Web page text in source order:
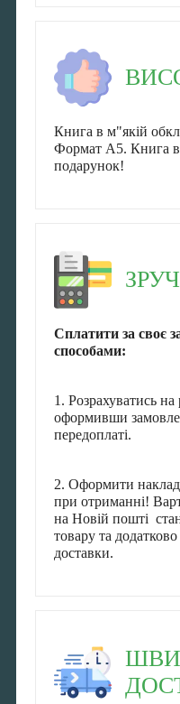
Книга в м"якій
Формат А5. Книга
подарунок!
Сплатити за своє
способами:
1. Розрахуватись
оформивши
передоплаті.
2. Оформити
при отриманні!
на Новій пошті
товару та
доставки.